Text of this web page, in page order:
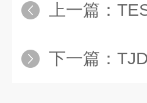
上一篇：
下一篇：